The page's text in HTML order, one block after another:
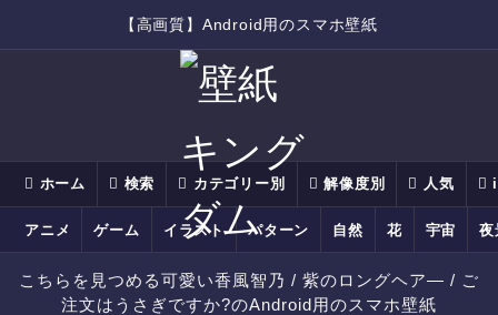
【高画質】Android用のスマホ壁紙
ホーム 検索 カテゴリー別 解像度別 人気
アニメ ゲーム イラスト パターン 自然 花 宇宙 夜
こちらを見つめる可愛い香風智乃 / 紫のロングヘア― / ご
注文はうさぎですか?のAndroid用のスマホ壁紙